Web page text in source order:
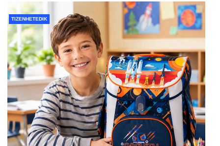
TIZENHETEDIK